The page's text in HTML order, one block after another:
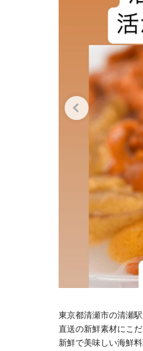
東京都清瀬市の清瀬
直送の新鮮素材にこ
新鮮で美味しい海鮮